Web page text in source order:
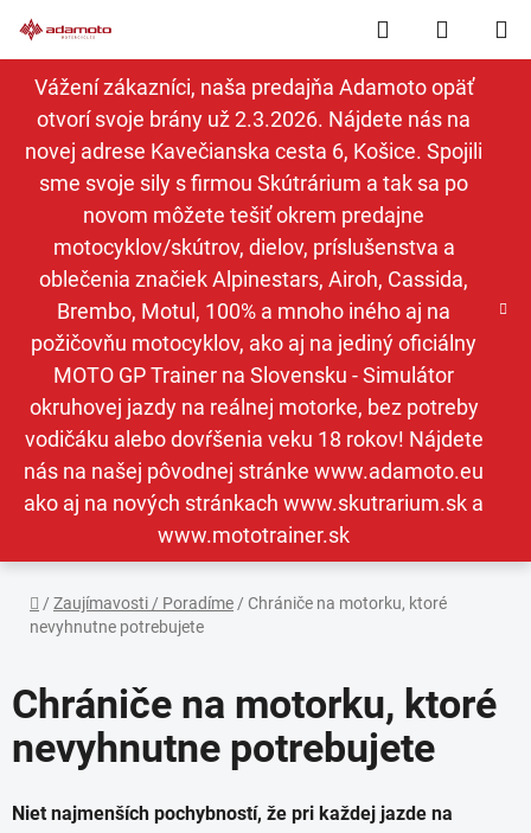
na
obsah
Vážení zákazníci, naša predajňa Adamoto opäť
otvorí svoje brány už 2.3.2026. Nájdete nás na
novej adrese Kavečianska cesta 6, Košice. Spojili
sme svoje sily s firmou Skútrárium a tak sa po
novom môžete tešiť okrem predajne
motocyklov/skútrov, dielov, príslušenstva a
oblečenia značiek Alpinestars, Airoh, Cassida,
Brembo, Motul, 100% a mnoho iného aj na
požičovňu motocyklov, ako aj na jediný oficiálny
MOTO GP Trainer na Slovensku - Simulátor
okruhovej jazdy na reálnej motorke, bez potreby
vodičáku alebo dovŕšenia veku 18 rokov! Nájdete
nás na našej pôvodnej stránke www.adamoto.eu
ako aj na nových stránkach www.skutrarium.sk a
www.mototrainer.sk
Hľadať
KOŠÍK
Domov
/ Zaujímavosti / Poradíme / Chrániče na motorku, ktoré
nevyhnutne potrebujete
Chrániče na motorku, ktoré
nevyhnutne potrebujete
Niet najmenších pochybností, že pri každej jazde na